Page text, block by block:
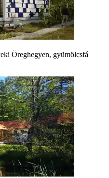
Öreghegyen, gyümölcsfá